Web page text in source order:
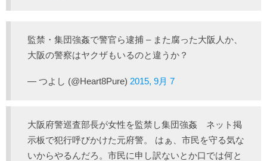
監禁・集団強姦で警官ら逮捕 – また腐った大阪人か、
大阪の警察はヤクザもいるのと違うか？
— つよし (@Heart8Pure) 2015, 9月 7
大阪府警巡査部長が女性を監禁し集団強姦 ネット掲
示板で犯行呼びかけた元府警。 はぁ、市民を守る気な
いからやるんだろ。市民に申し訳ないとか口では何と